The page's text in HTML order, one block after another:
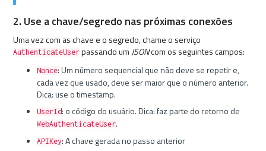
2. Use a chave/segredo nas próximas conexões
Uma vez com as chave e o segredo, chame o serviço
AuthenticateUser passando um JSONcom os seguintes campos:
Nonce: Um número sequencial que não deve se repetir e,
cada vez que usado, deve ser maior que o número anterior.
Dica: use o timestamp.
UserId: o código do usuário. Dica: faz parte do retorno de
WebAuthenticateUser.
APIKey: A chave gerada no passo anterior